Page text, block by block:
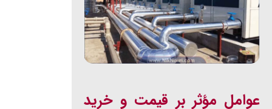
عوامل مؤثر بر قیمت و خرید